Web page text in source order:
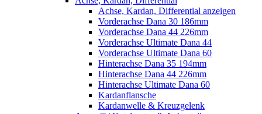
Achse, Kardan, Differential anzeigen
Vorderachse Dana 30 186mm
Vorderachse Dana 44 226mm
Vorderachse Ultimate Dana 44
Vorderachse Ultimate Dana 60
Hinterachse Dana 35 194mm
Hinterachse Dana 44 226mm
Hinterachse Ultimate Dana 60
Kardanflansche
Kardanwelle & Kreuzgelenk